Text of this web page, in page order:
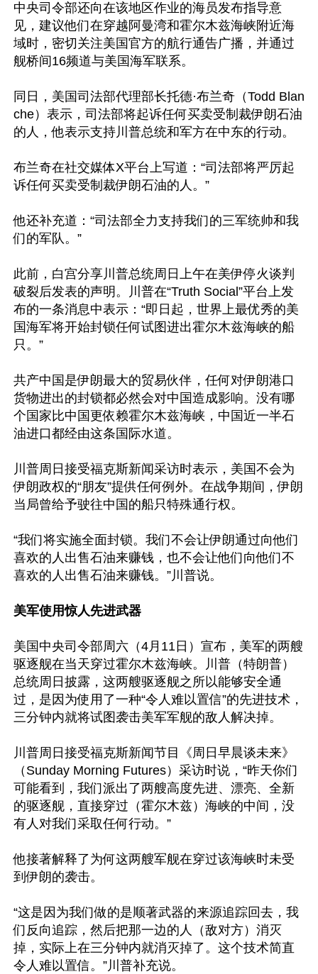
中央司令部还向在该地区作业的海员发布指导意
见，建议他们在穿越阿曼湾和霍尔木兹海峡附近海
域时，密切关注美国官方的航行通告广播，并通过
舰桥间16频道与美国海军联系。
同日，美国司法部代理部长托德·布兰奇（Todd Blan
che）表示，司法部将起诉任何买卖受制裁伊朗石油
的人，他表示支持川普总统和军方在中东的行动。
布兰奇在社交媒体X平台上写道：“司法部将严厉起
诉任何买卖受制裁伊朗石油的人。”
他还补充道：“司法部全力支持我们的三军统帅和我
们的军队。”
此前，白宫分享川普总统周日上午在美伊停火谈判
破裂后发表的声明。川普在“Truth Social”平台上发
布的一条消息中表示：“即日起，世界上最优秀的美
国海军将开始封锁任何试图进出霍尔木兹海峡的船
只。”
共产中国是伊朗最大的贸易伙伴，任何对伊朗港口
货物进出的封锁都必然会对中国造成影响。没有哪
个国家比中国更依赖霍尔木兹海峡，中国近一半石
油进口都经由这条国际水道。
川普周日接受福克斯新闻采访时表示，美国不会为
伊朗政权的“朋友”提供任何例外。在战争期间，伊朗
当局曾给予驶往中国的船只特殊通行权。
“我们将实施全面封锁。我们不会让伊朗通过向他们
喜欢的人出售石油来赚钱，也不会让他们向他们不
喜欢的人出售石油来赚钱。”川普说。
美军使用惊人先进武器
美国中央司令部周六（4月11日）宣布，美军的两艘
驱逐舰在当天穿过霍尔木兹海峡。川普（特朗普）
总统周日披露，这两艘驱逐舰之所以能够安全通
过，是因为使用了一种“令人难以置信”的先进技术，
三分钟内就将试图袭击美军军舰的敌人解决掉。
川普周日接受福克斯新闻节目《周日早晨谈未来》
（Sunday Morning Futures）采访时说，“昨天你们
可能看到，我们派出了两艘高度先进、漂亮、全新
的驱逐舰，直接穿过（霍尔木兹）海峡的中间，没
有人对我们采取任何行动。”
他接著解释了为何这两艘军舰在穿过该海峡时未受
到伊朗的袭击。
“这是因为我们做的是顺著武器的来源追踪回去，我
们反向追踪，然后把那一边的人（敌对方）消灭
掉，实际上在三分钟内就消灭掉了。这个技术简直
令人难以置信。”川普补充说。